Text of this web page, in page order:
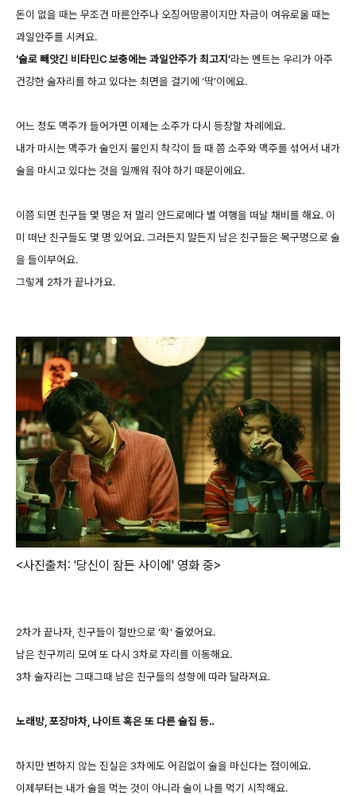
돈이 없을 때는 무조건 마른안주나 오징어땅콩이지만 자금이 여유로울 때는
과일안주를 시켜요.
‘술로 빼앗긴 비타민C 보충에는 과일안주가 최고지’라는 멘트는 우리가 아주
건강한 술자리를 하고 있다는 최면을 걸기에 ‘딱’이에요.
어느 정도 맥주가 들어가면 이제는 소주가 다시 등장할 차례에요.
내가 마시는 맥주가 술인지 물인지 착각이 들 때 쯤 소주와 맥주를 섞어서 내가
술을 마시고 있다는 것을 일깨워 줘야 하기 때문이에요.
이쯤 되면 친구들 몇 명은 저 멀리 안드로메다 별 여행을 떠날 채비를 해요. 이
미 떠난 친구들도 몇 명 있어요.그러든지 말든지 남은 친구들은 목구멍으로 술
을 들이부어요.
그렇게 2차가 끝나가요.
<사진출처: '당신이 잠든 사이에' 영화 중>
2차가 끝나자, 친구들이 절반으로 ‘확’ 줄었어요.
남은 친구끼리 모여 또 다시 3차로 자리를 이동해요.
3차 술자리는 그때그때 남은 친구들의 성향에 따라 달라져요.
노래방, 포장마차, 나이트 혹은 또 다른 술집 등..
하지만 변하지 않는 진실은 3차에도 어김없이 술을 마신다는 점이에요.
이제부터는 내가 술을 먹는 것이 아니라 술이 나를 먹기 시작해요.